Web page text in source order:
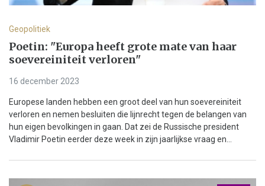
Geopolitiek
Poetin: "Europa heeft grote mate van haar
soevereiniteit verloren"
16 december 2023
Europese landen hebben een groot deel van hun soevereiniteit
verloren en nemen besluiten die lijnrecht tegen de belangen van
hun eigen bevolkingen in gaan. Dat zei de Russische president
Vladimir Poetin eerder deze week in zijn jaarlijkse vraag en...